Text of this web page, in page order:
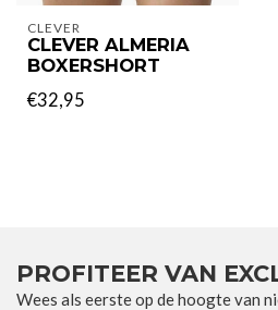
CLEVER
CLEVER ALMERIA
BOXERSHORT
€32,95
PROFITEER VAN
Wees als eerste op de hoogte van